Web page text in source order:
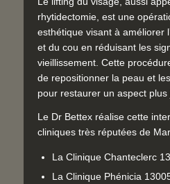
rhytidectomie, est une
esthétique visant à améliorer
et du cou en réduisant les
vieillissement. Cette
de repositionner la peau et
pour restaurer un aspect
Le Dr Bettex réalise cette
cliniques très réputées de
La Clinique Chanteclerc
La Clinique Phénicia